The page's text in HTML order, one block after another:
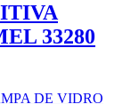
33280